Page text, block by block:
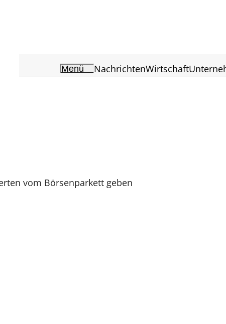
Menü NachrichtenWirtschaft
vom Börsenparkett geben